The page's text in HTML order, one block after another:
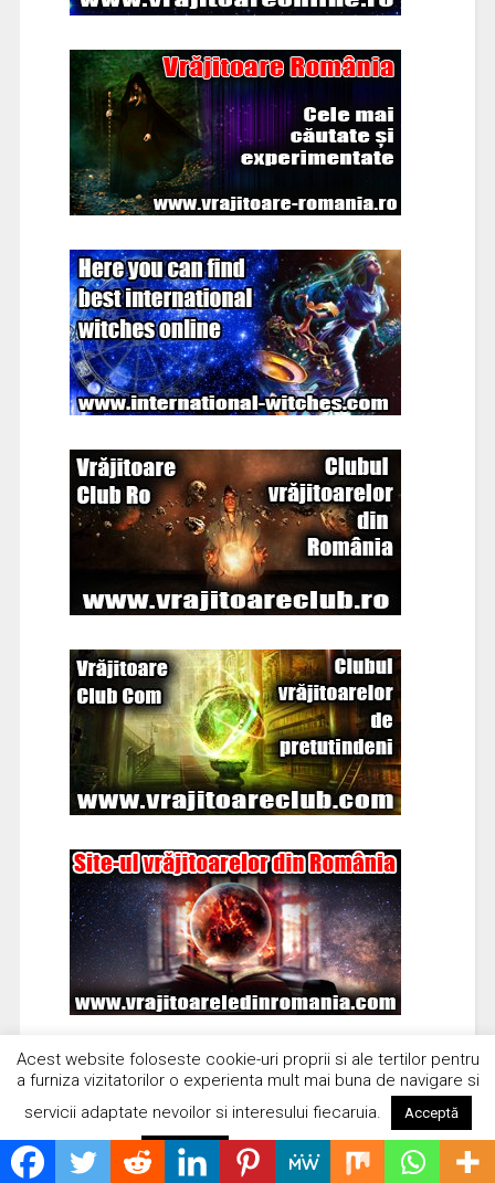
Acest website foloseste cookie-uri proprii si ale tertilor pentru
a furniza vizitatorilor o experienta mult mai buna de navigare si
servicii adaptate nevoilor si interesului fiecaruia.
Acceptă
Respinge Citește mai mult